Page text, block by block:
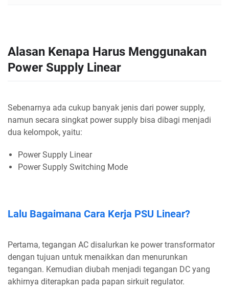
Alasan Kenapa Harus Menggunakan
Power Supply Linear
Sebenarnya ada cukup banyak jenis dari power supply,
namun secara singkat power supply bisa dibagi menjadi
dua kelompok, yaitu:
Power Supply Linear
Power Supply Switching Mode
Lalu Bagaimana Cara Kerja PSU Linear?
Pertama, tegangan AC disalurkan ke power transformator
dengan tujuan untuk menaikkan dan menurunkan
tegangan. Kemudian diubah menjadi tegangan DC yang
akhirnya diterapkan pada papan sirkuit regulator.